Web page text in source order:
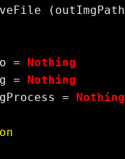
= Nothing
= Nothing
= Nothing